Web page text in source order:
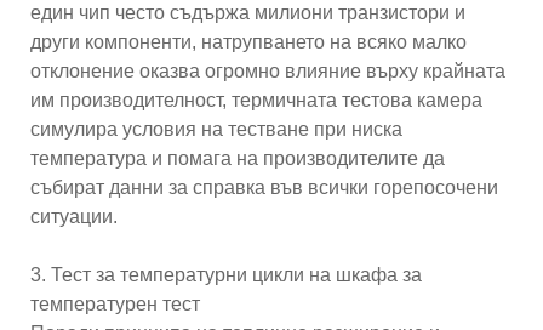
един чип често съдържа милиони транзистори и
други компоненти, натрупването на всяко малко
отклонение оказва огромно влияние върху крайната
им производителност, термичната тестова камера
симулира условия на тестване при ниска
температура и помага на производителите да
събират данни за справка във всички горепосочени
ситуации.
3. Тест за температурни цикли на шкафа за
температурен тест